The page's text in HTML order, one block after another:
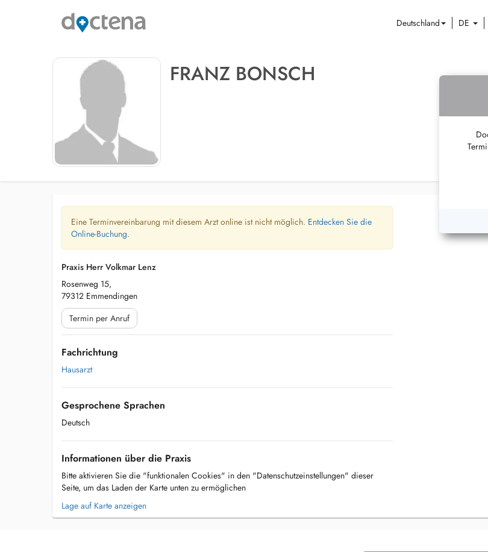
Deutschland DE
FRANZ BONSCH
Eine Terminvereinbarung mit diesem Arzt online ist nicht möglich. Entdecken Sie die
Online-Buchung.
Praxis Herr Volkmar Lenz
Rosenweg 15,
79312 Emmendingen
Termin per Anruf
Fachrichtung
Hausarzt
Gesprochene Sprachen
Deutsch
Informationen über die Praxis
Bitte aktivieren Sie die "funktionalen Cookies" in den "Datenschutzeinstellungen" dieser
Seite, um das Laden der Karte unten zu ermöglichen
Lage auf Karte anzeigen